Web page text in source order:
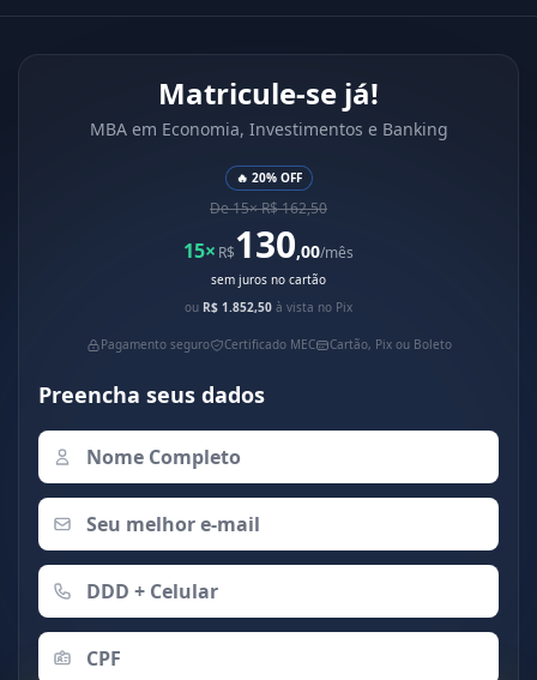
Matricule-se já!
MBA em Economia, Investimentos e Banking
🔥 20% OFF
De 15× R$ 162,50
15× R$130,00/mês
sem juros no cartão
ou R$ 1.852,50 à vista no Pix
Pagamento seguro Certificado MEC Cartão, Pix ou Boleto
Preencha seus dados